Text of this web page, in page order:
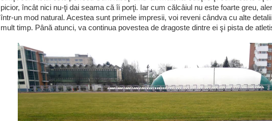
picior, încât nici nu-ţi dai seama că îi porţi. Iar cum călcâiul nu este foarte greu,
într-un mod natural. Acestea sunt primele impresii, voi reveni cândva cu alte
mult timp. Până atunci, va continua povestea de dragoste dintre ei şi pista de